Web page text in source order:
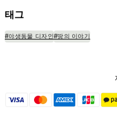
태그
#야생동물 디자인#땅의 이야기